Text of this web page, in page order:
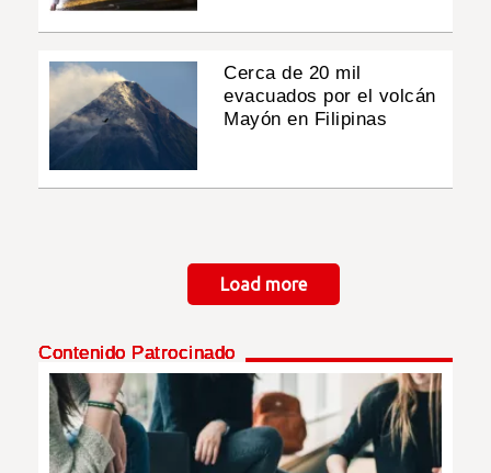
Cerca de 20 mil
evacuados por el volcán
Mayón en Filipinas
Load more
Contenido Patrocinado